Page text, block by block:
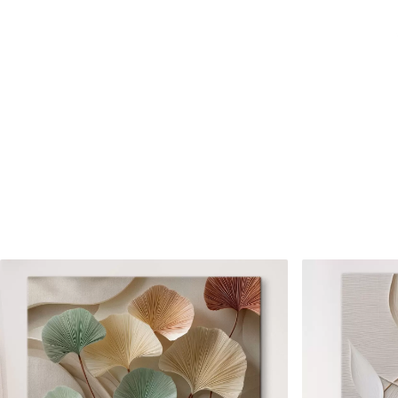
✓
✓Biztonságos, szagtalan tinta
✗ Vászonhatású felület
✗Környezetbarát anyag
✓
✓ Biztonságos,
✓ Vászonhatású felület
✗ Környezetbarát anyag